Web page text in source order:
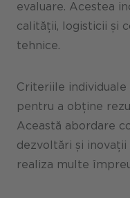
evaluare. Acestea
calității, logisticii și
tehnice.
Criteriile
pentru a obține
Această abordare
dezvoltări și
realiza multe